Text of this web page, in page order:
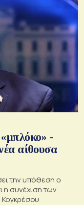
-
αίθουσα
την υπόθεση ο
η συνέχιση των
Κογκρέσου